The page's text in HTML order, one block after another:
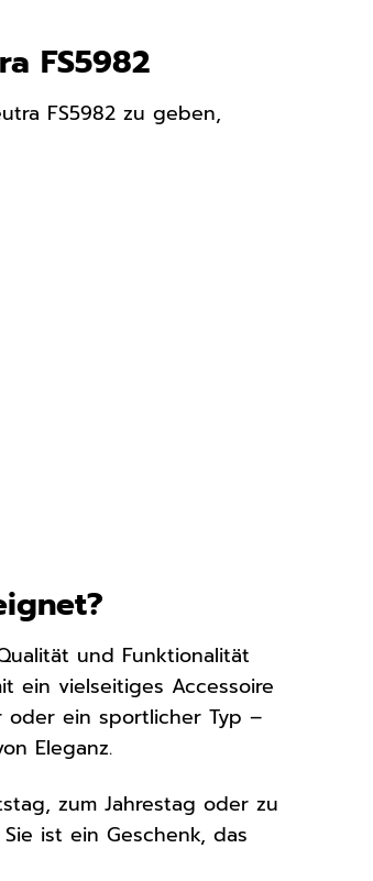
FS5982
FS5982 zu geben,
und Funktionalität
ein vielseitiges Accessoire
oder ein sportlicher Typ –
Eleganz.
zum Jahrestag oder zu
ist ein Geschenk, das